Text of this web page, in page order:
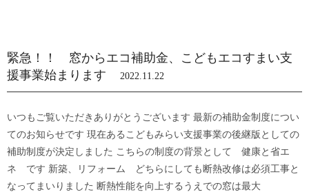
緊急！！ 窓からエコ補助金、こどもエコすまい支
援事業始まります
2022.11.22
いつもご覧いただきありがとうございます 最新の補助金制度につい
てのお知らせです 現在あるこどもみらい支援事業の後継版としての
補助制度が決定しました こちらの制度の背景として 健康と省エ
ネ です 新築、リフォーム どちらにしても断熱改修は必須工事と
なってまいりました 断熱性能を向上するうえでの窓は最大